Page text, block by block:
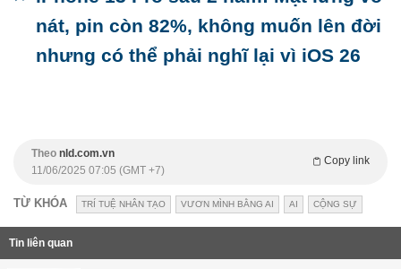
nát, pin còn 82%, không muốn lên đời
nhưng có thể phải nghĩ lại vì iOS 26
Theo nld.com.vn
Copy link
11/06/2025 07:05 (GMT +7)
TỪ KHÓA TRÍ TUỆ NHÂN TẠO VƯƠN MÌNH BẰNG AI AI CỘNG SỰ
Tin liên quan